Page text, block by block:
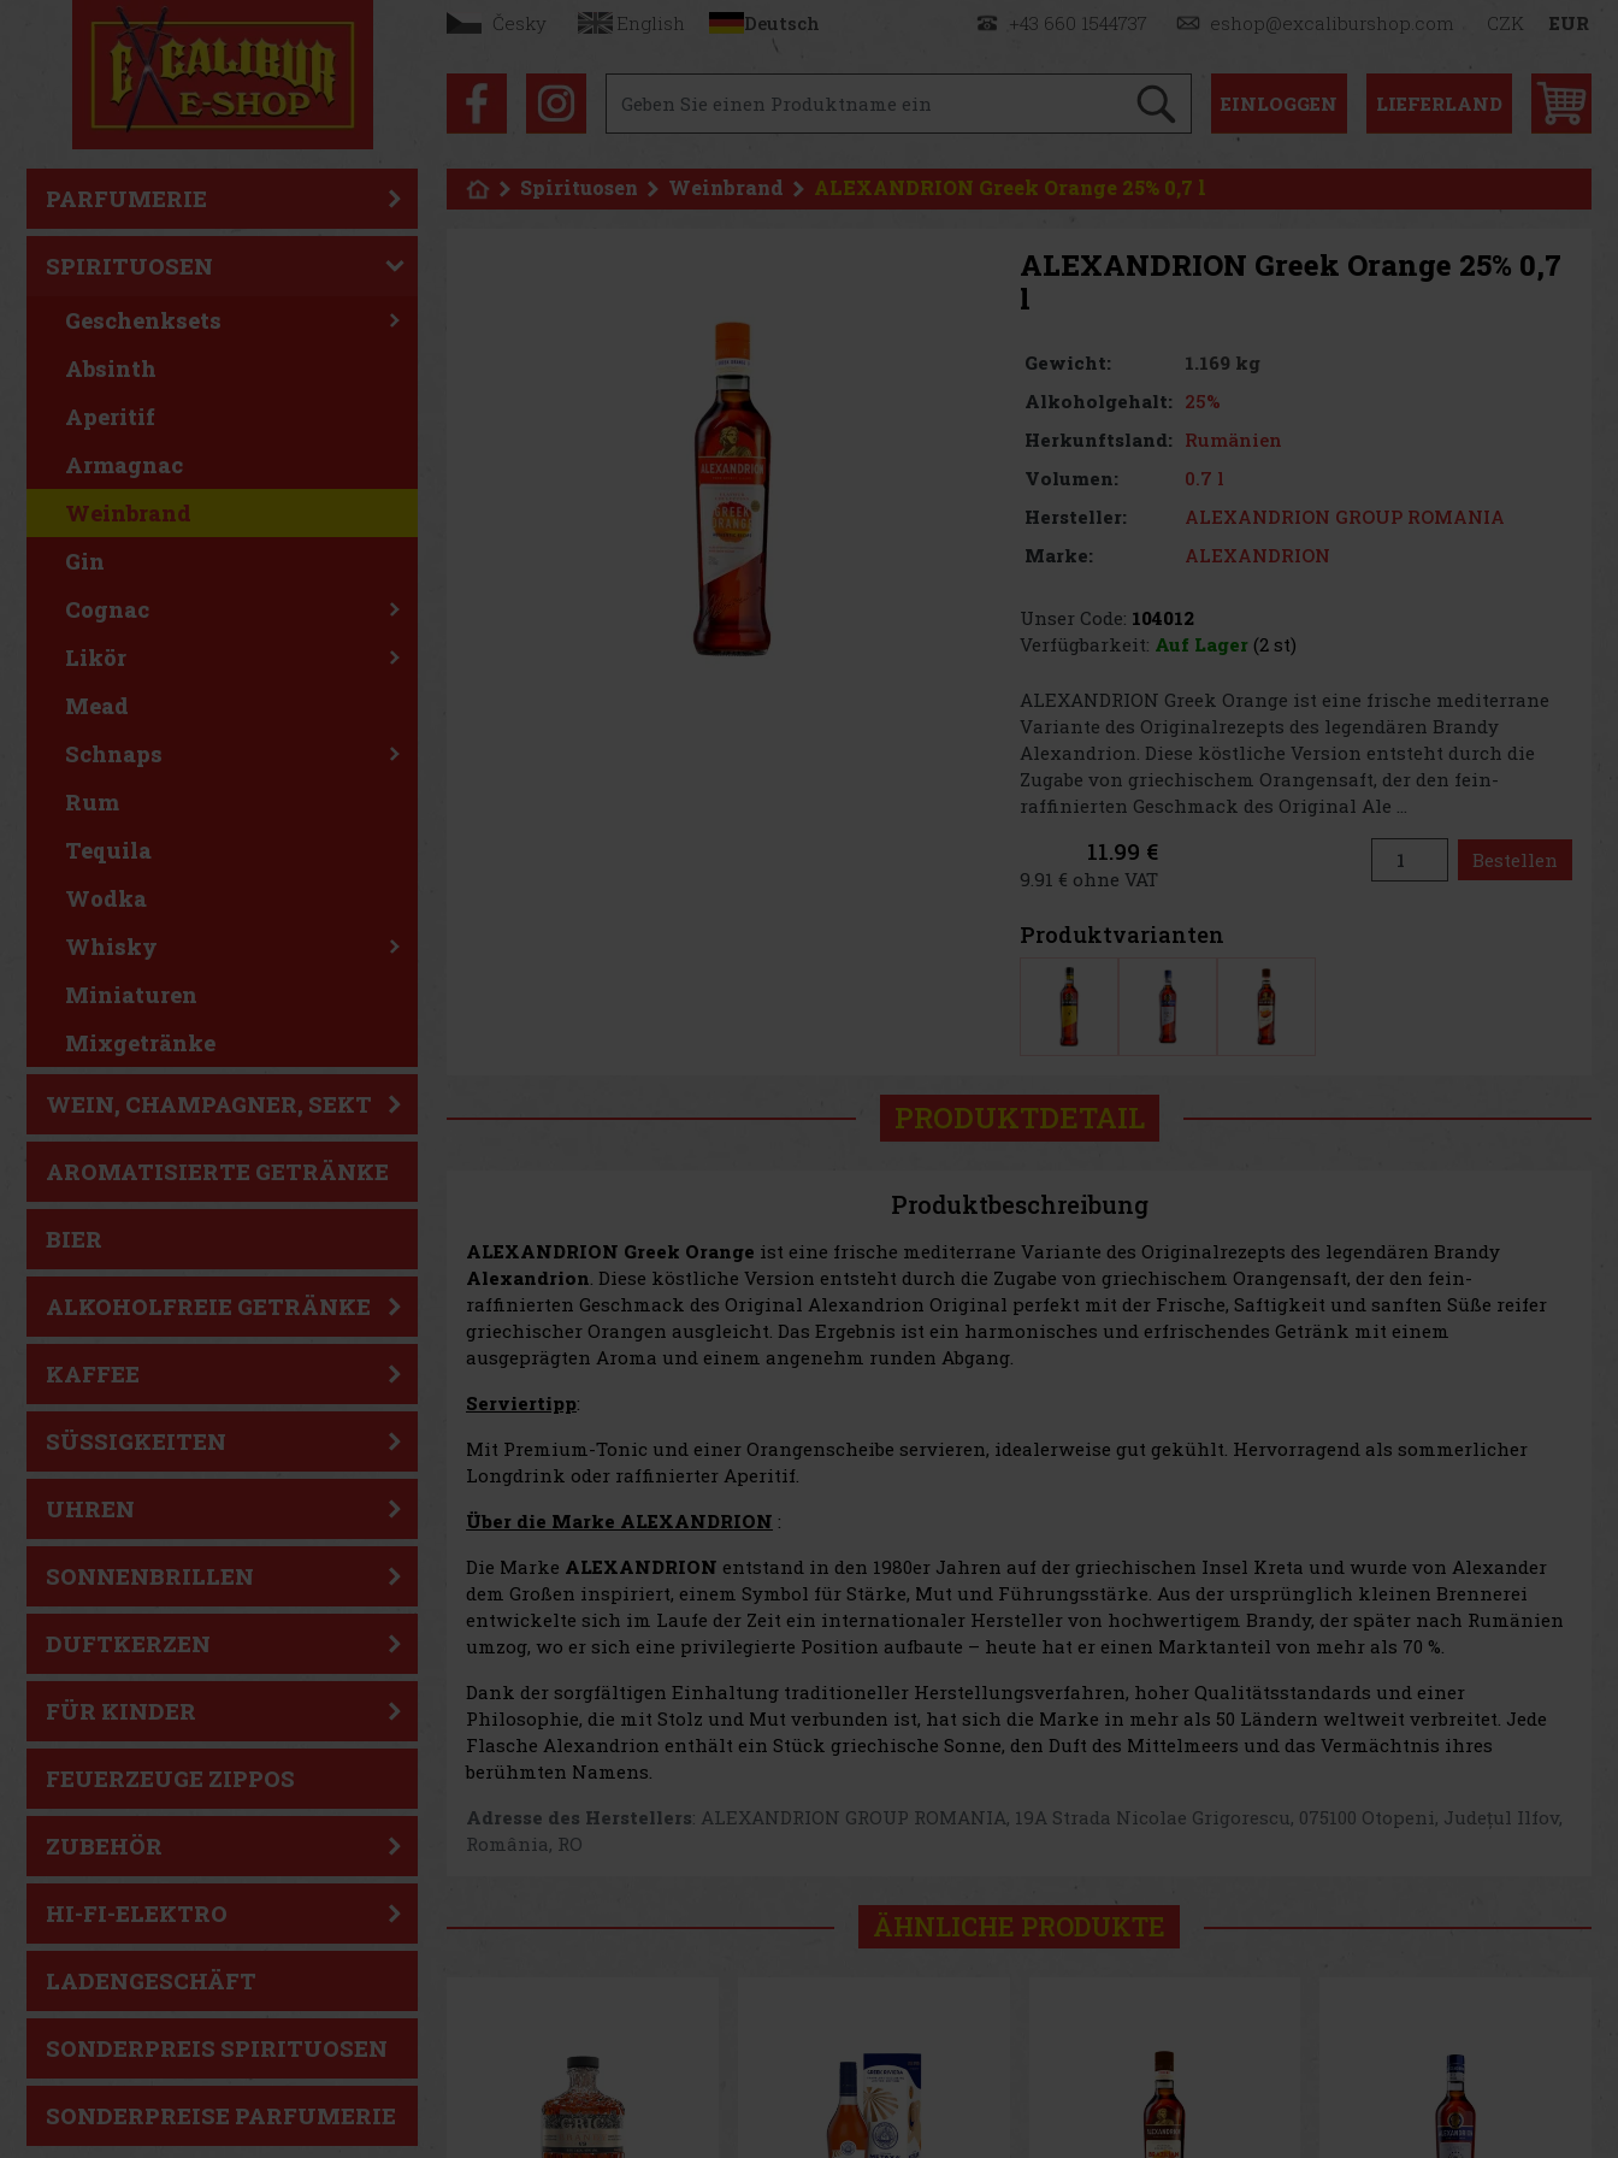
Česky English Deutsch +43 660 1544737 eshop@excaliburshop.com CZK EUR
EINLOGGEN LIEFERLAND
PARFUMERIE
SPIRITUOSEN
Geschenksets
Absinth
Aperitif
Armagnac
Weinbrand
Gin
Cognac
Likör
Mead
Schnaps
Rum
Tequila
Wodka
Whisky
Miniaturen
Mixgetränke
WEIN, CHAMPAGNER, SEKT
AROMATISIERTE GETRÄNKE
BIER
ALKOHOLFREIE GETRÄNKE
KAFFEE
SÜSSIGKEITEN
UHREN
SONNENBRILLEN
DUFTKERZEN
FÜR KINDER
FEUERZEUGE ZIPPOS
ZUBEHÖR
HI-FI-ELEKTRO
LADENGESCHÄFT
SONDERPREIS SPIRITUOSEN
SONDERPREISE PARFUMERIE
Spirituosen Weinbrand ALEXANDRION Greek Orange 25% 0,7 l
ALEXANDRION Greek Orange 25% 0,7
l
Gewicht:
1.169 kg
Alkoholgehalt: 25%
Herkunftsland: Rumänien
Volumen:
0.7 l
Hersteller:
ALEXANDRION GROUP ROMANIA
Marke:
ALEXANDRION
Unser Code: 104012
Verfügbarkeit: Auf Lager(2 st)
ALEXANDRION Greek Orange ist eine frische mediterrane
Variante des Originalrezepts des legendären Brandy
Alexandrion. Diese köstliche Version entsteht durch die
Zugabe von griechischem Orangensaft, der den fein-
raffinierten Geschmack des Original Ale ...
11.99 €
9.91 € ohne VAT
Bestellen
Produktvarianten
PRODUKTDETAIL
Produktbeschreibung
ALEXANDRION Greek Orange ist eine frische mediterrane Variante des Originalrezepts des legendären Brandy
Alexandrion . Diese köstliche Version entsteht durch die Zugabe von griechischem Orangensaft, der den fein-
raffinierten Geschmack des Original Alexandrion Original perfekt mit der Frische, Saftigkeit und sanften Süße reifer
griechischer Orangen ausgleicht. Das Ergebnis ist ein harmonisches und erfrischendes Getränk mit einem
ausgeprägten Aroma und einem angenehm runden Abgang.
Serviertipp:
Mit Premium-Tonic und einer Orangenscheibe servieren, idealerweise gut gekühlt. Hervorragend als sommerlicher
Longdrink oder raffinierter Aperitif.
Über die Marke ALEXANDRION :
Die Marke ALEXANDRION entstand in den 1980er Jahren auf der griechischen Insel Kreta und wurde von Alexander
dem Großen inspiriert, einem Symbol für Stärke, Mut und Führungsstärke. Aus der ursprünglich kleinen Brennerei
entwickelte sich im Laufe der Zeit ein internationaler Hersteller von hochwertigem Brandy, der später nach Rumänien
umzog, wo er sich eine privilegierte Position aufbaute – heute hat er einen Marktanteil von mehr als 70 %.
Dank der sorgfältigen Einhaltung traditioneller Herstellungsverfahren, hoher Qualitätsstandards und einer
Philosophie, die mit Stolz und Mut verbunden ist, hat sich die Marke in mehr als 50 Ländern weltweit verbreitet. Jede
Flasche Alexandrion enthält ein Stück griechische Sonne, den Duft des Mittelmeers und das Vermächtnis ihres
berühmten Namens.
Adresse des Herstellers: ALEXANDRION GROUP ROMANIA, 19A Strada Nicolae Grigorescu, 075100 Otopeni, Județul Ilfov,
România, RO
ÄHNLICHE PRODUKTE